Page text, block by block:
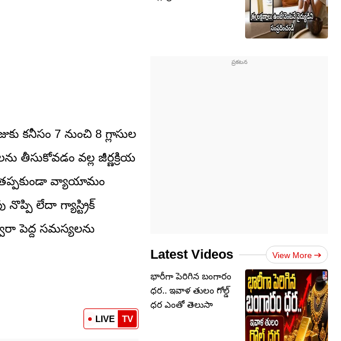
కనీసం 7 నుంచి 8 గ్లాసుల
తీసుకోవడం వల్ల జీర్ణక్రియ
తప్పకుండా వ్యాయామం
నొప్పి లేదా గ్యాస్ట్రిక్
పెద్ద సమస్యలను
LIVE TV
Latest Videos View More
భారీగా పెరిగిన బంగారం
ధర.. ఇవాళ తులం గోల్డ్‌
ధర ఎంతో తెలుసా